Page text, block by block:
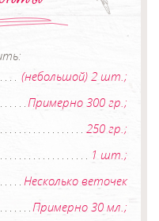
(небольшой) 2 шт.;
Примерно 300 гр.;
250 гр.;
1 шт.;
Несколько веточек
Примерно 30 мл.;